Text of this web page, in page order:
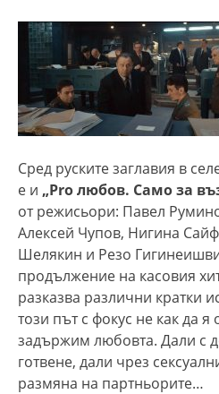
Сред руските заглавия в
е и „Pro любов. Само за
от режисьори: Павел
Алексей Чупов, Нигина
Шелякин и Резо
продължение на касовия
разказва различни кратки
този път с фокус не как да я
задържим любовта. Дали с
готвене, дали чрез
размяна на партньорите…